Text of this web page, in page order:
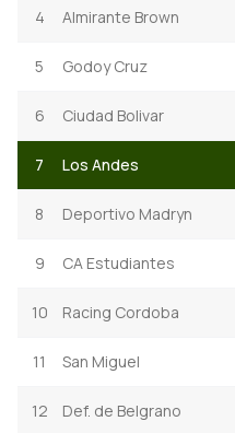
4 Almirante Brown
5 Godoy Cruz
6 Ciudad Bolivar
7 Los Andes
8 Deportivo Madryn
9 CA Estudiantes
10 Racing Cordoba
11 San Miguel
12 Def. de Belgrano